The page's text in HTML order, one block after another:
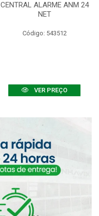
CENTRAL ALARME ANM 24
NET
Código: 543512
VER PREÇO